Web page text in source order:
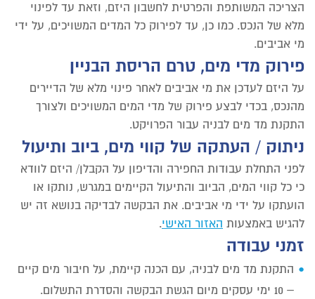
הצריכה המשותפת והפרטית לחשבון היזם, וזאת עד לפינוי
מלא של הנכס. כמו כן, עד לפירוק כל המדים המשויכים, על ידי
מי אביבים.
פירוק מדי מים, טרם הריסת הבניין
על היזם לעדכן את מי אביבים לאחר פינוי מלא של הדיירים
מהנכס, בכדי לבצע פירוק של מדי המים המשויכים ולצורך
התקנת מד מים לבניה עבור הפרויקט.
ניתוק / העתקה של קווי מים, ביוב ותיעול
לפני התחלת עבודות החפירה והדיפון על הקבלן/ היזם לוודא
כי כל קווי המים, הביוב והתיעול הקיימים במגרש, נותקו או
הועתקו על ידי מי אביבים. את הבקשה לבדיקה בנושא זה יש
להגיש באמצעות האזור האישי.
זמני עבודה
התקנת מד מים לבניה, עם הכנה קיימת, על חיבור מים קיים
– 10 ימי עסקים מיום הגשת הבקשה והסדרת התשלום.